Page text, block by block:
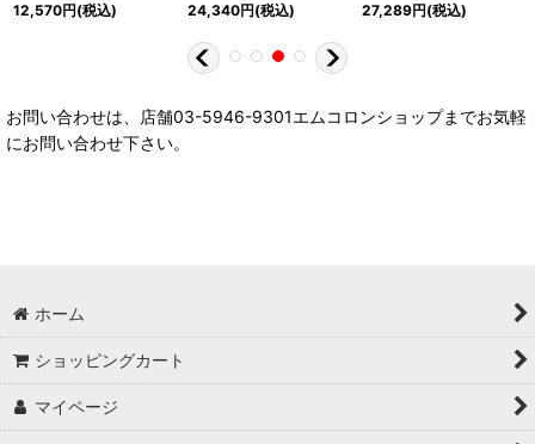
12,570円(税込)
24,340円(税込)
27,289円(税込)
お問い合わせは、店舗03-5946-9301エムコロンショップまでお気軽
にお問い合わせ下さい。
ホーム
ショッピングカート
マイページ